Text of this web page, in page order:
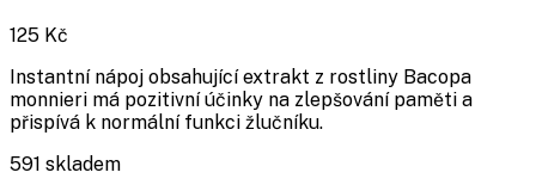
125 Kč
Instantní nápoj obsahující extrakt z rostliny Bacopa
monnieri má pozitivní účinky na zlepšování paměti a
přispívá k normální funkci žlučníku.
591 skladem